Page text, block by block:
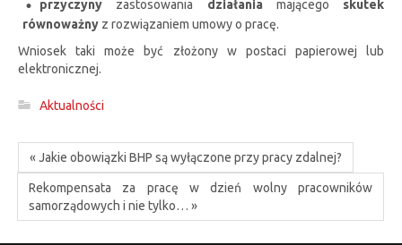
przyczyny zastosowania działania mającego skutek
równoważny z rozwiązaniem umowy o pracę.
Wniosek taki może być złożony w postaci papierowej lub
elektronicznej.
Aktualności
« Jakie obowiązki BHP są wyłączone przy pracy zdalnej?
Rekompensata za pracę w dzień wolny pracowników
samorządowych i nie tylko… »